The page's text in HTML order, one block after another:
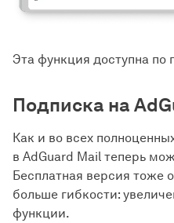
Эта функция доступна по
Подписка на
Как и во всех
в AdGuard Mail теперь
Бесплатная версия тоже
больше гибкости:
функции.